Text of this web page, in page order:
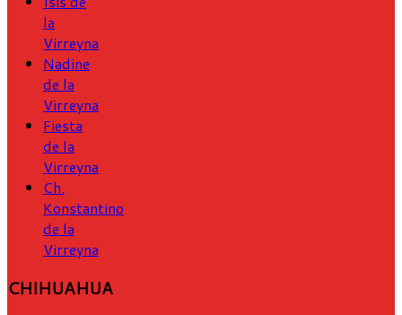
la
Virreyna
Nadine
de la
Virreyna
Fiesta
de la
Virreyna
Ch.
Konstantino
de la
Virreyna
CHIHUAHUA